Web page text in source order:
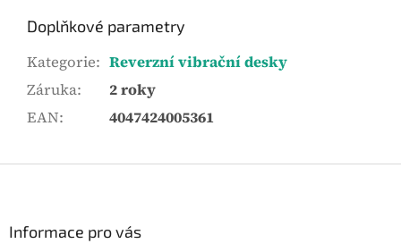
Doplňkové parametry
Kategorie: Reverzní vibrační desky
Záruka:
2 roky
EAN: 4047424005361
Informace pro vás